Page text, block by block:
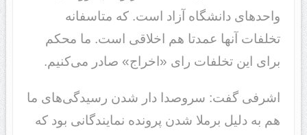
واحدهای دانشگاه آزاد است. که متاسفانه
تخلفات آنها عمدتا هم اخلاقی است. ما محکم
برای این تخلفات رای «اخراج» صادر می‌کنیم.
اشرفی گفت: سر‌و‌صدا دار شدن رسیدگی‌های ما
هم به دلیل برملا شدن پرونده نمایندگانی بود که